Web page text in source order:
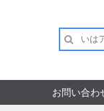
お問い合わ